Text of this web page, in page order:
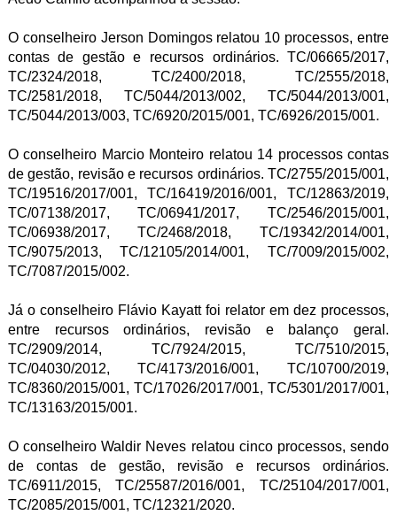
O conselheiro Jerson Domingos relatou 10 processos, entre
contas de gestão e recursos ordinários. TC/06665/2017,
TC/2324/2018, TC/2400/2018, TC/2555/2018,
TC/2581/2018, TC/5044/2013/002, TC/5044/2013/001,
TC/5044/2013/003, TC/6920/2015/001, TC/6926/2015/001.
O conselheiro Marcio Monteiro relatou 14 processos contas
de gestão, revisão e recursos ordinários. TC/2755/2015/001,
TC/19516/2017/001, TC/16419/2016/001, TC/12863/2019,
TC/07138/2017, TC/06941/2017, TC/2546/2015/001,
TC/06938/2017, TC/2468/2018, TC/19342/2014/001,
TC/9075/2013, TC/12105/2014/001, TC/7009/2015/002,
TC/7087/2015/002.
Já o conselheiro Flávio Kayatt foi relator em dez processos,
entre recursos ordinários, revisão e balanço geral.
TC/2909/2014, TC/7924/2015, TC/7510/2015,
TC/04030/2012, TC/4173/2016/001, TC/10700/2019,
TC/8360/2015/001, TC/17026/2017/001, TC/5301/2017/001,
TC/13163/2015/001.
O conselheiro Waldir Neves relatou cinco processos, sendo
de contas de gestão, revisão e recursos ordinários.
TC/6911/2015, TC/25587/2016/001, TC/25104/2017/001,
TC/2085/2015/001, TC/12321/2020.